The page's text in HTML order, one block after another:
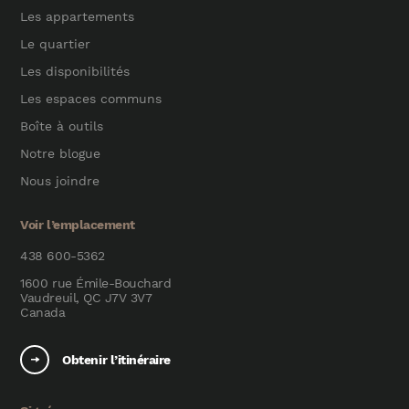
Les appartements
Le quartier
Les disponibilités
Les espaces communs
Boîte à outils
Notre blogue
Nous joindre
Voir l’emplacement
438 600-5362
1600 rue Émile-Bouchard
Vaudreuil, QC J7V 3V7
Canada
Obtenir l’itinéraire